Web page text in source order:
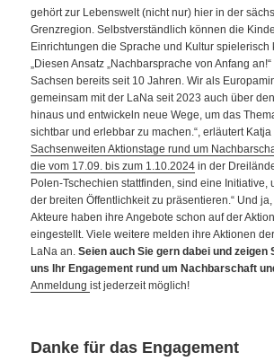
gehört zur Lebenswelt (nicht nur) hier in der
Grenzregion. Selbstverständlich können die
Einrichtungen die Sprache und Kultur spielerisch
„Diesen Ansatz „Nachbarsprache von Anfang
Sachsen bereits seit 10 Jahren. Wir als
gemeinsam mit der LaNa seit 2023 auch über
hinaus und entwickeln neue Wege, um das
sichtbar und erlebbar zu machen.“, erläutert Katja
Sachsenweiten Aktionstage rund um
die vom 17.09. bis zum 1.10.2024 in der
Polen-Tschechien stattfinden, sind eine Initiative,
der breiten Öffentlichkeit zu präsentieren.“ Und
Akteure haben ihre Angebote schon auf der
eingestellt. Viele weitere melden ihre Aktionen
LaNa an.Seien auch Sie gern dabei und zeigen
uns Ihr Engagement rund um Nachbarschaft
Anmeldungist jederzeit möglich!
Danke für das Engagement